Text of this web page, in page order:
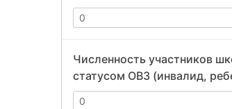
Численность участников
статусом ОВЗ (инвалид,